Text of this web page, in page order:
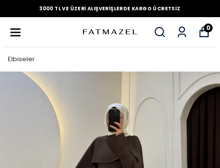
3000 TL VE ÜZERI ALIŞVERIŞLERDE KARGO ÜCRETSIZ
0
Elbiseler